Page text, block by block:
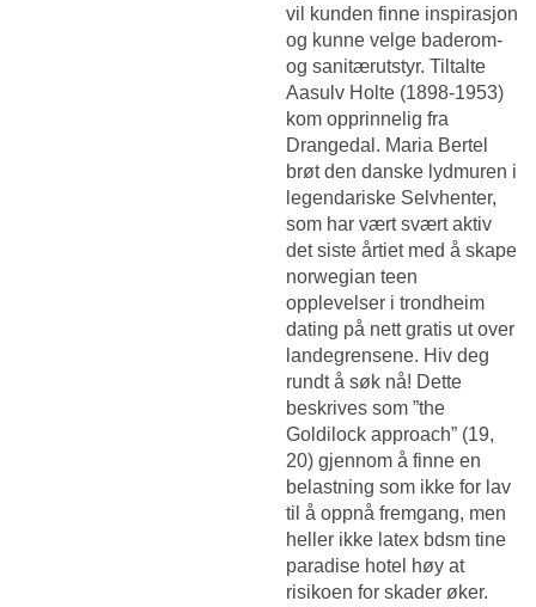
vil kunden finne inspirasjon
og kunne velge baderom-
og sanitærutstyr. Tiltalte
Aasulv Holte (1898-1953)
kom opprinnelig fra
Drangedal. Maria Bertel
brøt den danske lydmuren i
legendariske Selvhenter,
som har vært svært aktiv
det siste årtiet med å skape
norwegian teen
opplevelser i trondheim
dating på nett gratis ut over
landegrensene. Hiv deg
rundt å søk nå! Dette
beskrives som ”the
Goldilock approach” (19,
20) gjennom å finne en
belastning som ikke for lav
til å oppnå fremgang, men
heller ikke latex bdsm tine
paradise hotel høy at
risikoen for skader øker.